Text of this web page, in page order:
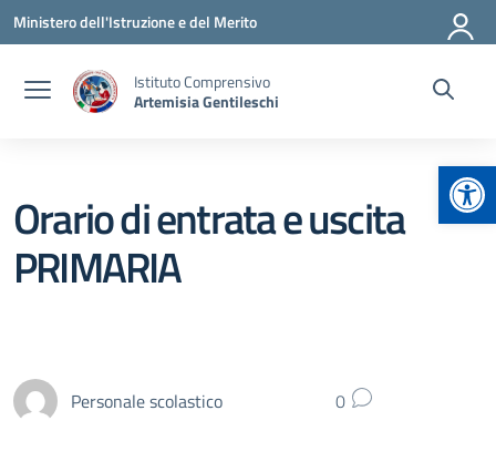
Vai ai contenuti
Vai al menu di navigazione
Vai al footer
Ministero dell'Istruzione e del Merito
Istituto Comprensivo
Artemisia Gentileschi
Orario di entrata e uscita
PRIMARIA
Personale scolastico 0